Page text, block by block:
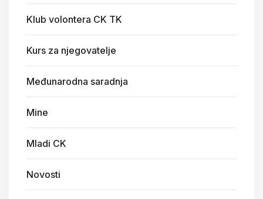
Klub volontera CK TK
Kurs za njegovatelje
Međunarodna saradnja
Mine
Mladi CK
Novosti